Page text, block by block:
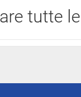
tutte